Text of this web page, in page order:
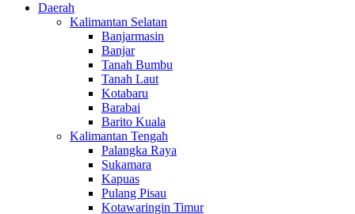
Daerah
Kalimantan Selatan
Banjarmasin
Banjar
Tanah Bumbu
Tanah Laut
Kotabaru
Barabai
Barito Kuala
Kalimantan Tengah
Palangka Raya
Sukamara
Kapuas
Pulang Pisau
Kotawaringin Timur